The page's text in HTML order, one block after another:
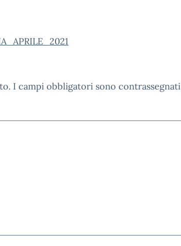
I campi obbligatori sono contrassegnati